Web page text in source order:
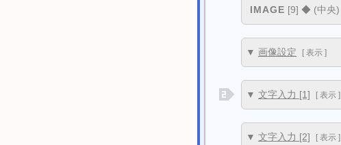
IMAGE [9] ◆ (中央)
▼ 画像設定 [ 表示 ]
▼ 文字入力 [1] [ 表示 ]
▼ 文字入力 [2] [ 表示 ]